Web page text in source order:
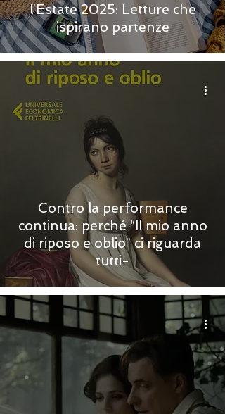
l’Estate 2025: Letture che
ispirano partenze
Contro la performance
continua: perché “Il mio anno
di riposo e oblio” ci riguarda
tutti-